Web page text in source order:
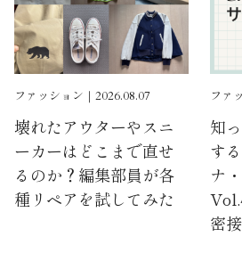
ファッション｜2026.08.07
壊れたアウターやスニ
ーカーはどこまで直せ
るのか？編集部員が各
種リペアを試してみた
ファ
知
す
ナ
密